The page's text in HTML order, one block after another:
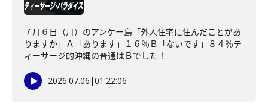
７月６日（月）のアンケー島「外人住宅に住んだことがあ
りますか」Ａ「あります」１６％Ｂ「ないです」８４％テ
ィーサージ的沖縄の普通はＢでした！
2026.07.06 |01:22:06